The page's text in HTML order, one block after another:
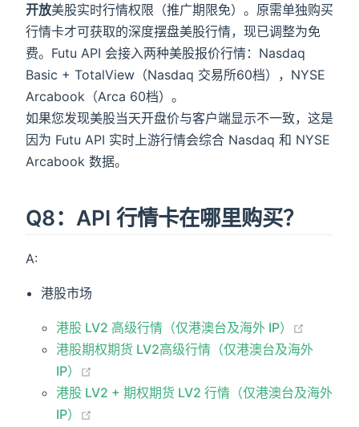
开放美股实时行情权限（推广期限免）。原需单独购买
行情卡才可获取的深度摆盘美股行情，现已调整为免
费。Futu API 会接入两种美股报价行情：Nasdaq
Basic + TotalView（Nasdaq 交易所60档），NYSE
Arcabook（Arca 60档）。
如果您发现美股当天开盘价与客户端显示不一致，这是
因为 Futu API 实时上游行情会综合 Nasdaq 和 NYSE
Arcabook 数据。
Q8：API 行情卡在哪里购买？
A:
港股市场
港股 LV2 高级行情（仅港澳台及海外 IP）
港股期权期货 LV2高级行情（仅港澳台及海外
IP）
港股 LV2 + 期权期货 LV2 行情（仅港澳台及海外
IP）